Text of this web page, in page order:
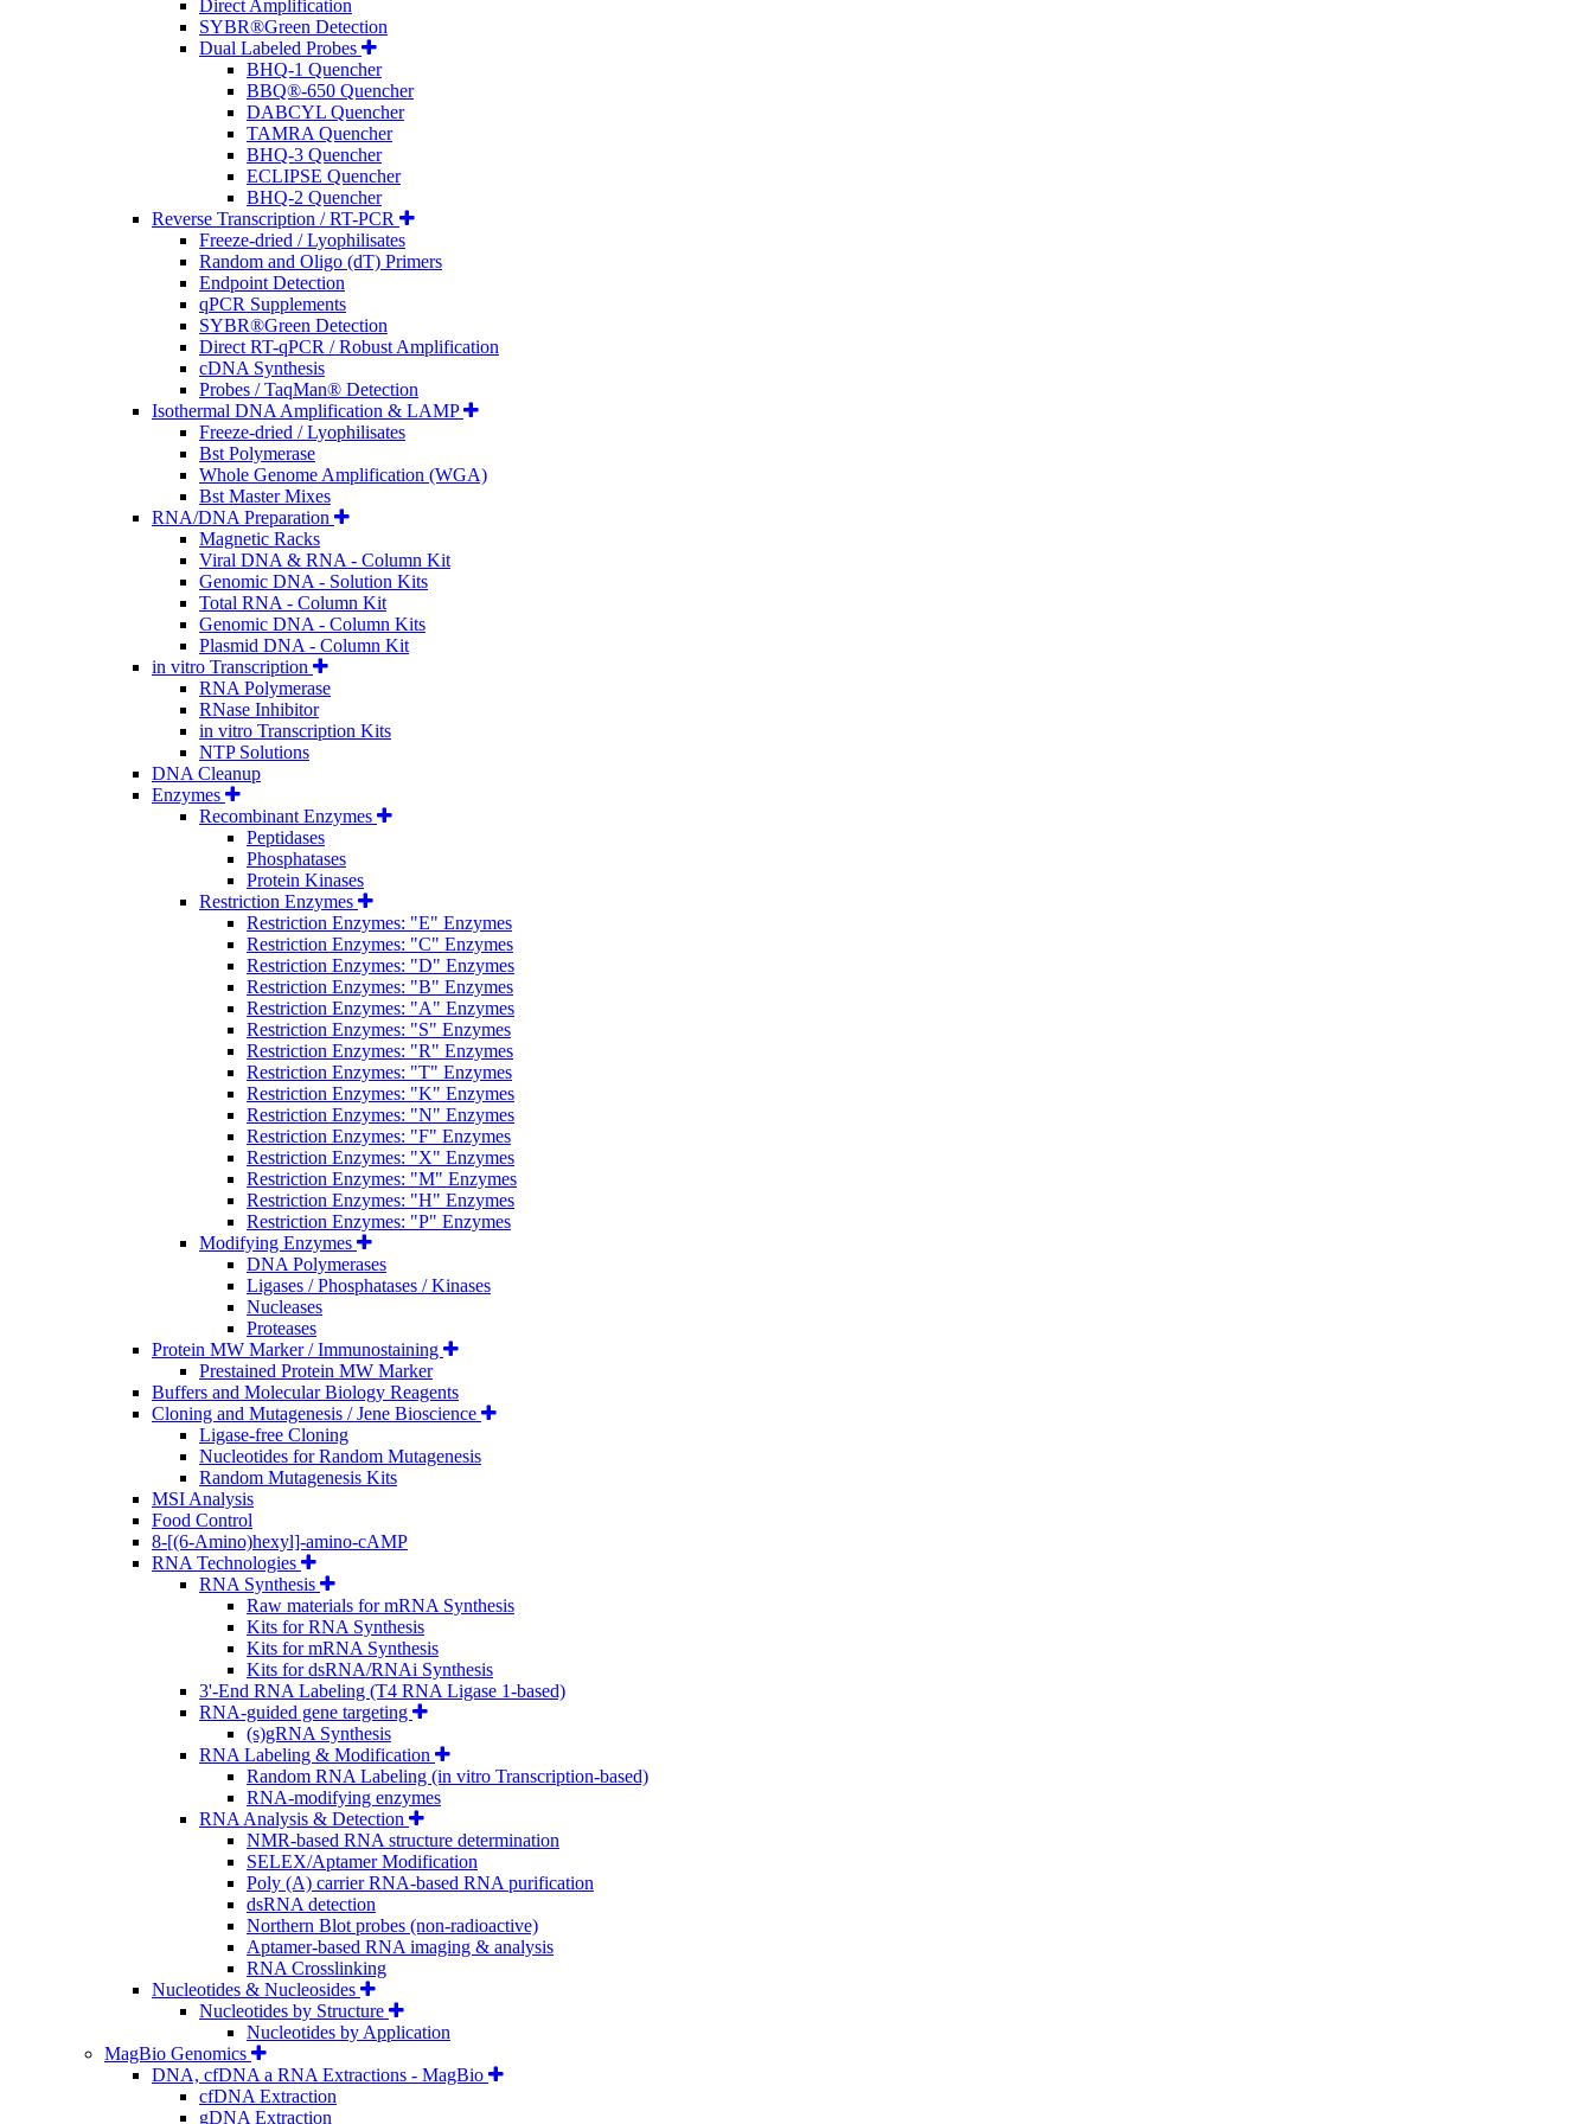
Direct Amplification
SYBR®Green Detection
Dual Labeled Probes
BHQ-1 Quencher
BBQ®-650 Quencher
DABCYL Quencher
TAMRA Quencher
BHQ-3 Quencher
ECLIPSE Quencher
BHQ-2 Quencher
Reverse Transcription / RT-PCR
Freeze-dried / Lyophilisates
Random and Oligo (dT) Primers
Endpoint Detection
qPCR Supplements
SYBR®Green Detection
Direct RT-qPCR / Robust Amplification
cDNA Synthesis
Probes / TaqMan® Detection
Isothermal DNA Amplification & LAMP
Freeze-dried / Lyophilisates
Bst Polymerase
Whole Genome Amplification (WGA)
Bst Master Mixes
RNA/DNA Preparation
Magnetic Racks
Viral DNA & RNA - Column Kit
Genomic DNA - Solution Kits
Total RNA - Column Kit
Genomic DNA - Column Kits
Plasmid DNA - Column Kit
in vitro Transcription
RNA Polymerase
RNase Inhibitor
in vitro Transcription Kits
NTP Solutions
DNA Cleanup
Enzymes
Recombinant Enzymes
Peptidases
Phosphatases
Protein Kinases
Restriction Enzymes
Restriction Enzymes: "E" Enzymes
Restriction Enzymes: "C" Enzymes
Restriction Enzymes: "D" Enzymes
Restriction Enzymes: "B" Enzymes
Restriction Enzymes: "A" Enzymes
Restriction Enzymes: "S" Enzymes
Restriction Enzymes: "R" Enzymes
Restriction Enzymes: "T" Enzymes
Restriction Enzymes: "K" Enzymes
Restriction Enzymes: "N" Enzymes
Restriction Enzymes: "F" Enzymes
Restriction Enzymes: "X" Enzymes
Restriction Enzymes: "M" Enzymes
Restriction Enzymes: "H" Enzymes
Restriction Enzymes: "P" Enzymes
Modifying Enzymes
DNA Polymerases
Ligases / Phosphatases / Kinases
Nucleases
Proteases
Protein MW Marker / Immunostaining
Prestained Protein MW Marker
Buffers and Molecular Biology Reagents
Cloning and Mutagenesis / Jene Bioscience
Ligase-free Cloning
Nucleotides for Random Mutagenesis
Random Mutagenesis Kits
MSI Analysis
Food Control
8-[(6-Amino)hexyl]-amino-cAMP
RNA Technologies
RNA Synthesis
Raw materials for mRNA Synthesis
Kits for RNA Synthesis
Kits for mRNA Synthesis
Kits for dsRNA/RNAi Synthesis
3'-End RNA Labeling (T4 RNA Ligase 1-based)
RNA-guided gene targeting
(s)gRNA Synthesis
RNA Labeling & Modification
Random RNA Labeling (in vitro Transcription-based)
RNA-modifying enzymes
RNA Analysis & Detection
NMR-based RNA structure determination
SELEX/Aptamer Modification
Poly (A) carrier RNA-based RNA purification
dsRNA detection
Northern Blot probes (non-radioactive)
Aptamer-based RNA imaging & analysis
RNA Crosslinking
Nucleotides & Nucleosides
Nucleotides by Structure
Nucleotides by Application
MagBio Genomics
DNA, cfDNA a RNA Extractions - MagBio
cfDNA Extraction
gDNA Extraction